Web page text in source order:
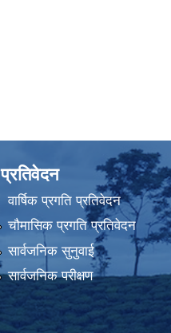
प्रतिवेदन
वार्षिक प्रगति प्रतिवेदन
चौमासिक प्रगति प्रतिवेदन
सार्वजनिक सुनुवाई
सार्वजनिक परीक्षण